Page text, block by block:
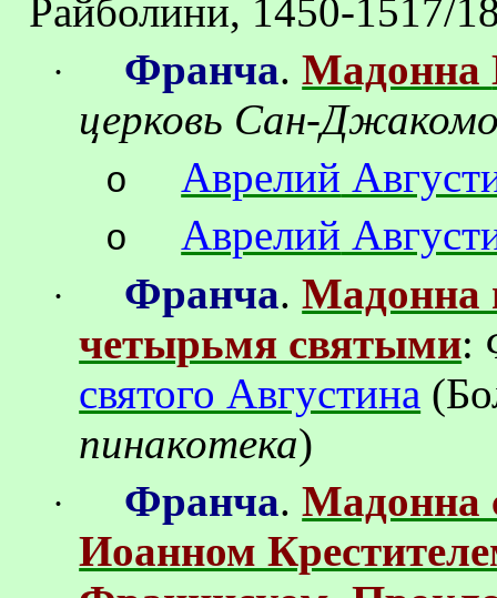
Райболини, 1450-1517/
· Франча.Мадонна
церковь Сан-
o Аврелий
o Аврелий
· Франча.Мадонна
четырьмя святыми:
святого Августина (
пинакотека)
· Франча.Мадонна
Иоанном